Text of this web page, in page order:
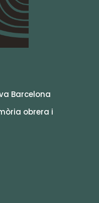
Barcelona
obrera i